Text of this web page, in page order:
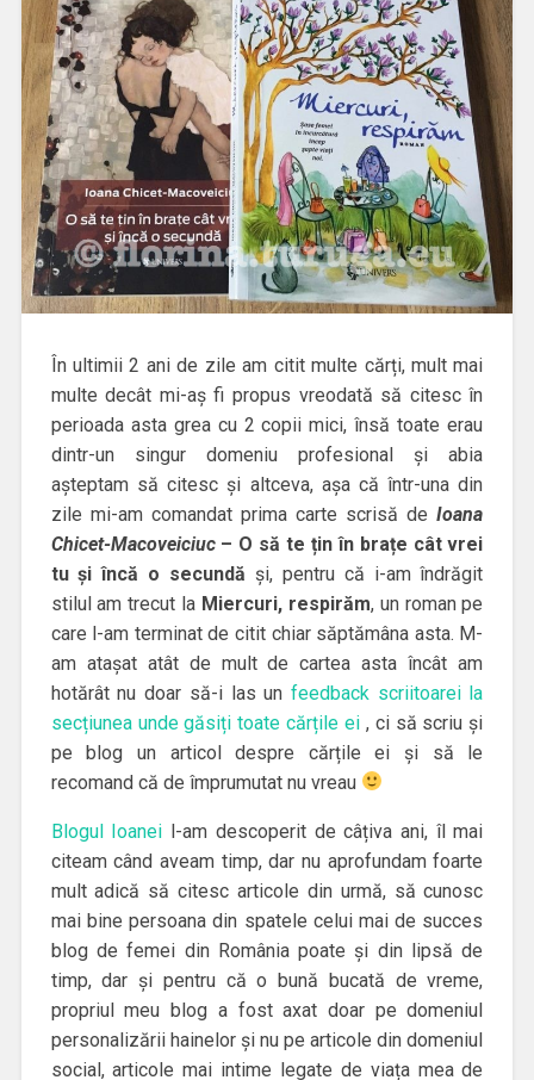
În ultimii 2 ani de zile am citit multe cărți, mult mai
multe decât mi-aș fi propus vreodată să citesc în
perioada asta grea cu 2 copii mici, însă toate erau
dintr-un singur domeniu profesional și abia
așteptam să citesc și altceva, așa că într-una din
zile mi-am comandat prima carte scrisă deIoana
Chicet-Macoveiciuc– O să te țin în brațe cât vrei
tu și încă o secundă și, pentru că i-am îndrăgit
stilul am trecut la Miercuri, respirăm, un roman pe
care l-am terminat de citit chiar săptămâna asta. M-
am atașat atât de mult de cartea asta încât am
hotărât nu doar să-i las un feedback scriitoarei la
secțiunea unde găsiți toate cărțile ei , ci să scriu și
pe blog un articol despre cărțile ei și să le
recomand că de împrumutat nu vreau
Blogul Ioanei l-am descoperit de câțiva ani, îl mai
citeam când aveam timp, dar nu aprofundam foarte
mult adică să citesc articole din urmă, să cunosc
mai bine persoana din spatele celui mai de succes
blog de femei din România poate și din lipsă de
timp, dar și pentru că o bună bucată de vreme,
propriul meu blog a fost axat doar pe domeniul
personalizării hainelor și nu pe articole din domeniul
social, articole mai intime legate de viața mea de